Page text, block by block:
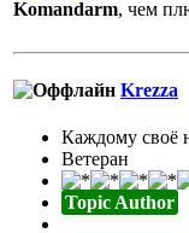
Komandarm, чем
Krezza
Каждому своё
Ветеран
Topic Author